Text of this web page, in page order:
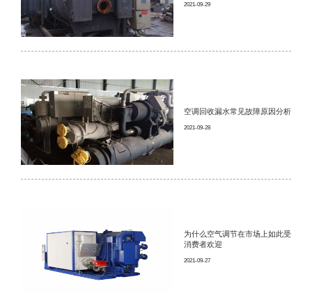
2021-09-29
空调回收漏水常见故障原因分析
2021-09-28
为什么空气调节在市场上如此受
消费者欢迎
2021-09-27